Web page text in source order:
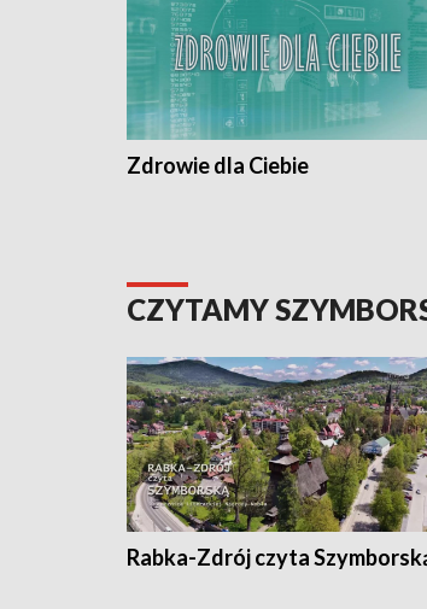
Zdrowie dla Ciebie
CZYTAMY
Rabka-Zdrój czyta